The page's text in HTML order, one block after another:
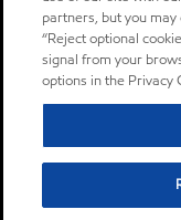
partners, but you
“Reject optional
signal from your
options in the Privacy